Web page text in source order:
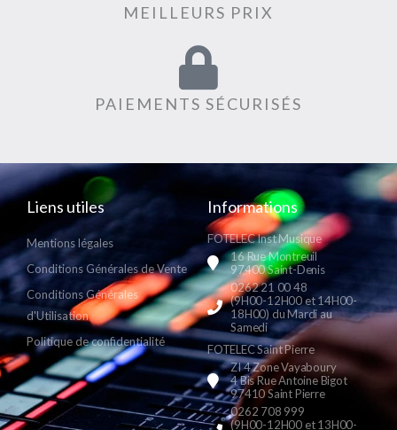
MEILLEURS PRIX
PAIEMENTS SÉCURISÉS
Liens utiles
Mentions légales
Conditions Générales de Vente
Conditions Générales
d'Utilisation
Politique de confidentialité
Informations
FOTELEC Inst Musique
16 Rue Montreuil
97400 Saint-Denis
0262 21 00 48
(9H00-12H00 et 14H00-
18H00) du Mardi au
Samedi
FOTELEC Saint Pierre
ZI 4 Zone Vayaboury
4 Bis Rue Antoine Bigot
97410 Saint Pierre
0262 708 999
(9H00-12H00 et 13H00-